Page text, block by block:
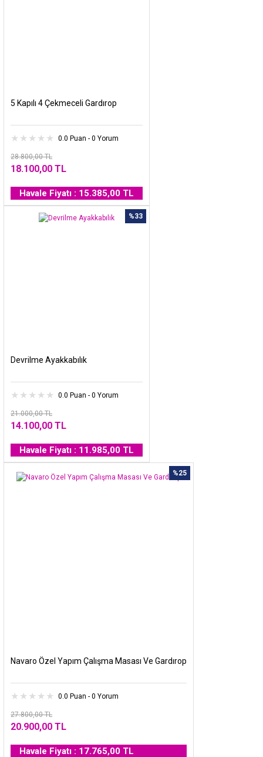
5 Kapılı 4 Çekmeceli Gardırop
0.0 Puan - 0 Yorum
28.800,00 TL
18.100,00 TL
Havale Fiyatı : 15.385,00 TL
%33
Devrilme Ayakkabılık
0.0 Puan - 0 Yorum
21.000,00 TL
14.100,00 TL
Havale Fiyatı : 11.985,00 TL
%25
Navaro Özel Yapım Çalışma Masası Ve Gardırop
0.0 Puan - 0 Yorum
27.800,00 TL
20.900,00 TL
Havale Fiyatı : 17.765,00 TL